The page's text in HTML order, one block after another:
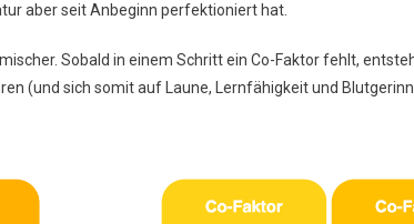
aber seit Anbeginn perfektioniert hat.
Sobald in einem Schritt ein Co-Faktor fehlt,
(und sich somit auf Laune, Lernfähigkeit und